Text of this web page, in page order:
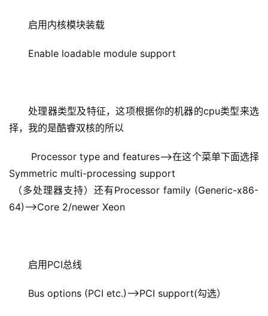
启用内核模块装载
Enable loadable module support
处理器类型及特征，这项根据你的机器的cpu类型来选
择，我的是酷睿双核的所以
Processor type and features–>在这个菜单下面选择
Symmetric multi-processing support
64)—>Core 2/newer Xeon
启用PCI总线
Bus options (PCI etc.)–>PCI support(勾选）